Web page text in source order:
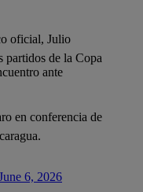
oficial, Julio
partidos de la Copa
ante
en conferencia de
6, 2026